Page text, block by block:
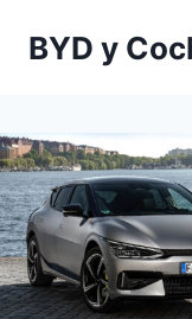
BYD y